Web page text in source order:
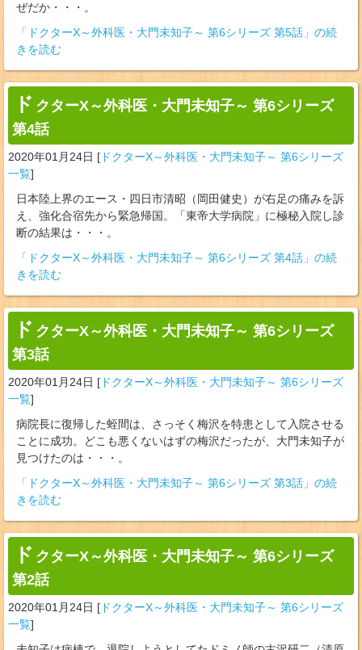
ぜだか・・・。
「ドクターX～外科医・大門未知子～ 第6シリーズ 第5話」の続
きを読む
ド クターX～外科医・大門未知子～ 第6シリーズ
第4話
2020年01月24日 [ ドクターX～外科医・大門未知子～ 第6シリーズ
一覧]
日本陸上界のエース・四日市清昭（岡田健史）が右足の痛みを訴
え、強化合宿先から緊急帰国。「東帝大学病院」に極秘入院し診
断の結果は・・・。
「ドクターX～外科医・大門未知子～ 第6シリーズ 第4話」の続
きを読む
ド クターX～外科医・大門未知子～ 第6シリーズ
第3話
2020年01月24日 [ ドクターX～外科医・大門未知子～ 第6シリーズ
一覧]
病院長に復帰した蛭間は、さっそく梅沢を特患として入院させる
ことに成功。どこも悪くないはずの梅沢だったが、大門未知子が
見つけたのは・・・。
「ドクターX～外科医・大門未知子～ 第6シリーズ 第3話」の続
きを読む
ド クターX～外科医・大門未知子～ 第6シリーズ
第2話
2020年01月24日 [ ドクターX～外科医・大門未知子～ 第6シリーズ
一覧]